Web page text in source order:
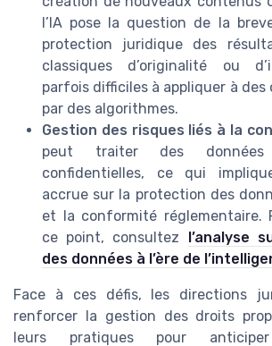
l’IA pose la question de la
protection juridique des
classiques d’originalité ou
parfois difficiles à appliquer à
par des algorithmes.
Gestion des risques liés à la
peut traiter des données
confidentielles, ce qui
accrue sur la protection des
et la conformité réglementaire.
ce point, consultez l’analyse
des données à l’ère de
Face à ces défis, les directions
renforcer la gestion des droits
leurs pratiques pour